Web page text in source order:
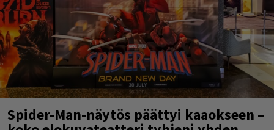
Spider-Man-näytös päättyi kaaokseen –